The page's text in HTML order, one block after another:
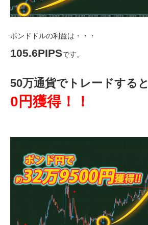
ポンドドルの利益は・・・
105.6PIPSです。
50万通貨でトレードすると
0円獲得！！